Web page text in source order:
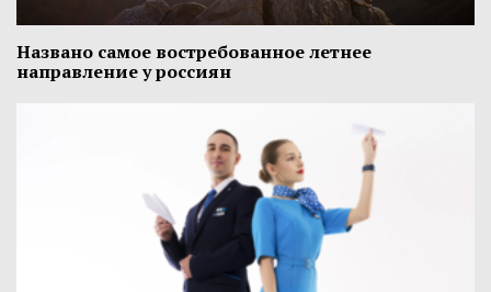
Названо самое востребованное летнее
направление у россиян